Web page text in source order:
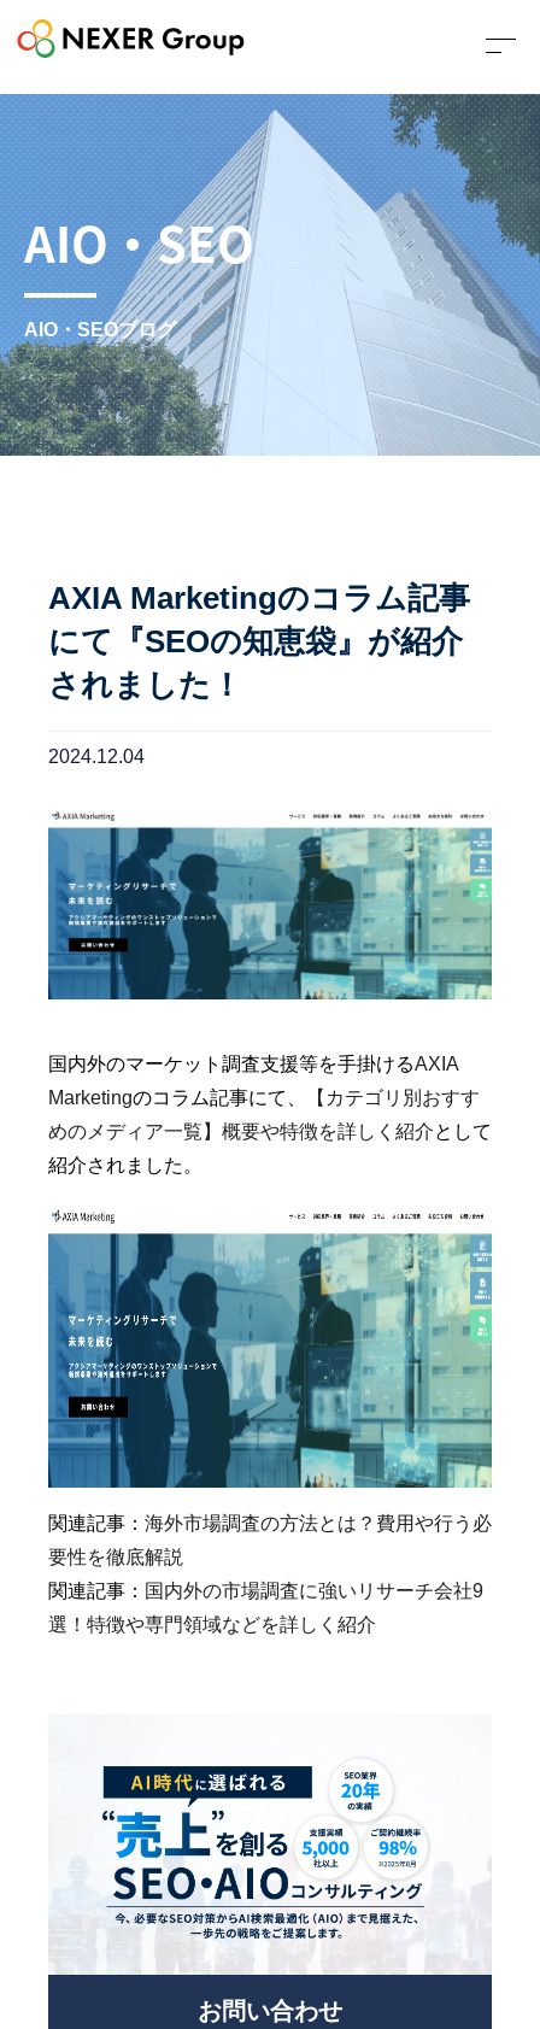
AIO・SEO
AIO・SEOブログ
AXIA Marketingのコラム記事
にて『SEOの知恵袋』が紹介
されました！
2024.12.04
国内外のマーケット調査支援等を手掛けるAXIA
Marketingのコラム記事にて、
【カテゴリ別おすす
めのメディア一覧】概要や特徴を詳しく紹介として
紹介されました。
関連記事： 海外市場調査の方法とは？費用や行う必
要性を徹底解説
関連記事： 国内外の市場調査に強いリサーチ会社9
選！特徴や専門領域などを詳しく紹介
お問い合わせ